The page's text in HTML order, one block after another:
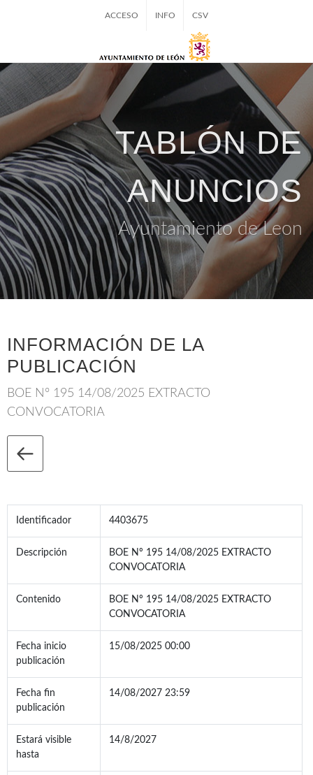
ACCESO INFO CSV
TABLÓN DE
ANUNCIOS
Ayuntamiento de Leon
INFORMACIÓN DE LA
PUBLICACIÓN
BOE Nº 195 14/08/2025 EXTRACTO
CONVOCATORIA
Identificador 4403675
Descripción
BOE Nº 195 14/08/2025 EXTRACTO
CONVOCATORIA
Contenido
BOE Nº 195 14/08/2025 EXTRACTO
CONVOCATORIA
Fecha inicio
publicación
15/08/2025 00:00
Fecha fin
publicación
14/08/2027 23:59
Estará visible
hasta
14/8/2027